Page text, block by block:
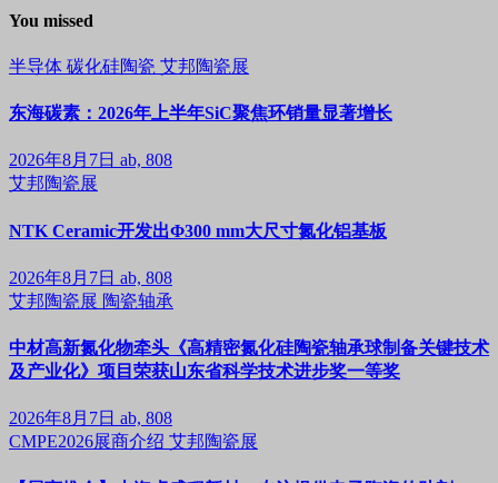
You missed
半导体 碳化硅陶瓷 艾邦陶瓷展
东海碳素：2026年上半年SiC聚焦环销量显著增长
2026年8月7日 ab, 808
艾邦陶瓷展
NTK Ceramic开发出Φ300 mm大尺寸氮化铝基板
2026年8月7日 ab, 808
艾邦陶瓷展 陶瓷轴承
中材高新氮化物牵头《高精密氮化硅陶瓷轴承球制备关键技术
及产业化》项目荣获山东省科学技术进步奖一等奖
2026年8月7日 ab, 808
CMPE2026展商介绍 艾邦陶瓷展